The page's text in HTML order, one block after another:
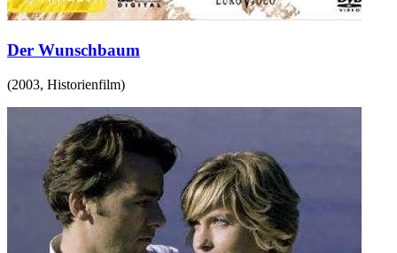
Der Wunschbaum
(2003, Historienfilm)